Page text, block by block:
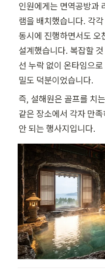
인원에게는 면역공방과
램을 배치했습니다. 각
동시에 진행하면서도 오
설계했습니다. 복잡할
선 누락 없이 온타임으
밀도 덕분이었습니다.
즉, 설해원은 골프를 치
같은 장소에서 각자 만
안 되는 행사지입니다.